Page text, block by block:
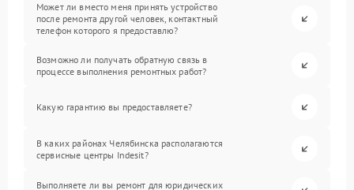
Может ли вместо меня принять устройство
после ремонта другой человек, контактный
телефон которого я предоставлю?
Возможно ли получать обратную связь в
процессе выполнения ремонтных работ?
Какую гарантию вы предоставляете?
В каких районах Челябинска располагаются
сервисные центры Indesit?
Выполняете ли вы ремонт для юридических